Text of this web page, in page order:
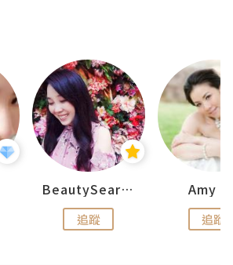
BeautySearch
追蹤
Amy
追蹤